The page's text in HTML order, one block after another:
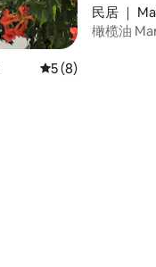
平均评分 5 分（满
5 (8)
民居 ｜
橄榄油